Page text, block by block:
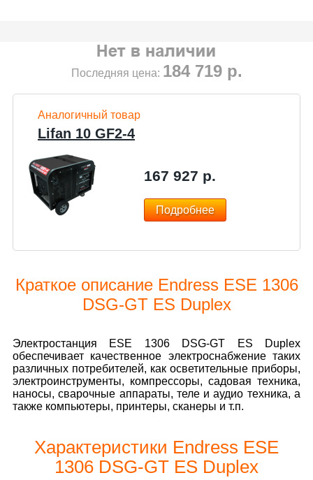
Последняя цена: 184 719р.
Аналогичный товар
Lifan 10 GF2-4
167 927 р.
Подробнее
Краткое описание Endress ESE 1306
DSG-GT ES Duplex
Электростанция ESE 1306 DSG-GT ES Duplex
обеспечивает качественное электроснабжение таких
различных потребителей, как осветительные приборы,
электроинструменты, компрессоры, садовая техника,
наносы, сварочные аппараты, теле и аудио техника, а
также компьютеры, принтеры, сканеры и т.п.
Характеристики Endress ESE
1306 DSG-GT ES Duplex